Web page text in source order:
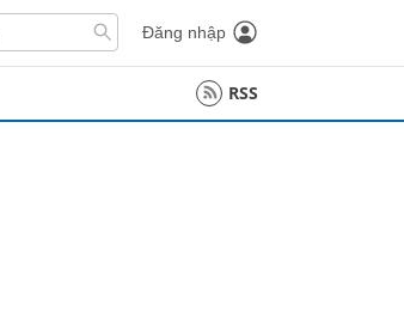
Đăng nhập
RSS